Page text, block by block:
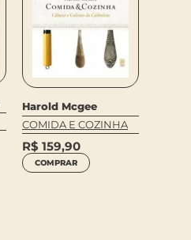
Harold Mcgee
COMIDA E COZINHA
R$ 159,90
COMPRAR